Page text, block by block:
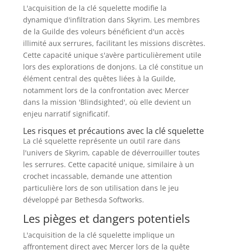
L'acquisition de la clé squelette modifie la
dynamique d'infiltration dans Skyrim. Les membres
de la Guilde des voleurs bénéficient d'un accès
illimité aux serrures, facilitant les missions discrètes.
Cette capacité unique s'avère particulièrement utile
lors des explorations de donjons. La clé constitue un
élément central des quêtes liées à la Guilde,
notamment lors de la confrontation avec Mercer
dans la mission 'Blindsighted', où elle devient un
enjeu narratif significatif.
Les risques et précautions avec la clé squelette
La clé squelette représente un outil rare dans
l'univers de Skyrim, capable de déverrouiller toutes
les serrures. Cette capacité unique, similaire à un
crochet incassable, demande une attention
particulière lors de son utilisation dans le jeu
développé par Bethesda Softworks.
Les pièges et dangers potentiels
L'acquisition de la clé squelette implique un
affrontement direct avec Mercer lors de la quête